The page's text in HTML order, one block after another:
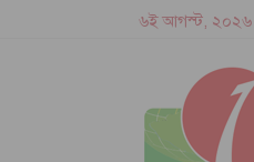
৬ই আগস্ট, ২০২৬